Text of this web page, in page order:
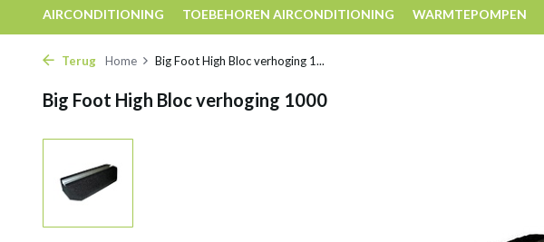
AIRCONDITIONING TOEBEHOREN AIRCONDITIONING WARMTEPOMPEN
Terug Home Big Foot High Bloc verhoging 1...
Big Foot High Bloc verhoging 1000